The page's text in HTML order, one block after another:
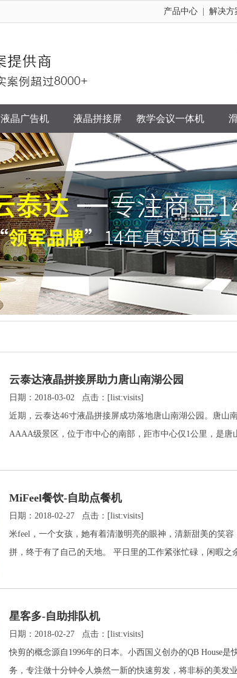
产品中心 解决方
液晶广告机 液晶拼接屏 教学会议一体机
云泰达液晶拼接屏助力唐山南湖公园
日期：2018-03-02 点击：[list:visits]
近期，云泰达46寸液晶拼接屏成功落地唐山南湖公园。唐山
AAAA级景区，位于市中心的南部，距市中心仅1公里，
MiFeel餐饮-自助点餐机
日期：2018-02-27 点击：[list:visits]
米feel，一个女孩，她有着清澈明亮的眼神，清新甜美的笑
拼，终于有了自己的天地。 平日里的工作紧张忙碌，闲
星客多-自助排队机
日期：2018-02-27 点击：[list:visits]
快剪的概念源自1996年的日本。小西国义创办的QB House
务，专注做十分钟令人焕然一新的快速剪发，将非标的